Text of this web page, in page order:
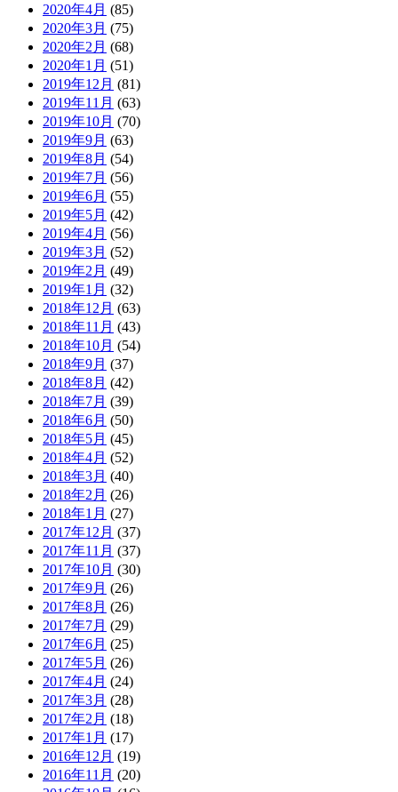
2020年4月 (85)
2020年3月 (75)
2020年2月 (68)
2020年1月 (51)
2019年12月 (81)
2019年11月 (63)
2019年10月 (70)
2019年9月 (63)
2019年8月 (54)
2019年7月 (56)
2019年6月 (55)
2019年5月 (42)
2019年4月 (56)
2019年3月 (52)
2019年2月 (49)
2019年1月 (32)
2018年12月 (63)
2018年11月 (43)
2018年10月 (54)
2018年9月 (37)
2018年8月 (42)
2018年7月 (39)
2018年6月 (50)
2018年5月 (45)
2018年4月 (52)
2018年3月 (40)
2018年2月 (26)
2018年1月 (27)
2017年12月 (37)
2017年11月 (37)
2017年10月 (30)
2017年9月 (26)
2017年8月 (26)
2017年7月 (29)
2017年6月 (25)
2017年5月 (26)
2017年4月 (24)
2017年3月 (28)
2017年2月 (18)
2017年1月 (17)
2016年12月 (19)
2016年11月 (20)